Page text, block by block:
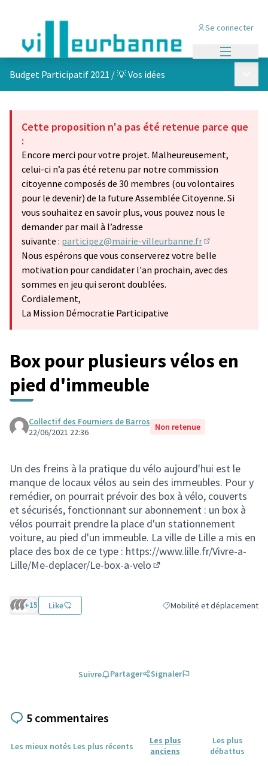
Se connecter
Budget Participatif 2021 /💡 Vos idées
Cette proposition n'a pas été retenue parce que
:
Encore merci pour votre projet. Malheureusement,
celui-ci n’a pas été retenu par notre commission
citoyenne composés de 30 membres (ou volontaires
pour le devenir) de la future Assemblée Citoyenne. Si
vous souhaitez en savoir plus, vous pouvez nous le
demander par mail à l’adresse
suivante : participez@mairie-villeurbanne.fr
(S'ouvre dans
Nous espérons que vous conserverez votre belle
motivation pour candidater l'an prochain, avec des
sommes en jeu qui seront doublées.
Cordialement,
La Mission Démocratie Participative
Box pour plusieurs vélos en
pied d'immeuble
Collectif des Fourniers de Barros
22/06/2021 22:36
Non retenue
Un des freins à la pratique du vélo aujourd'hui est le
manque de locaux vélos au sein des immeubles. Pour y
remédier, on pourrait prévoir des box à vélo, couverts
et sécurisés, fonctionnant sur abonnement : un box à
vélos pourrait prendre la place d'un stationnement
voiture, au pied d'un immeuble. La ville de Lille a mis en
place des box de ce type : https://www.lille.fr/Vivre-a-
Lille/Me-deplacer/Le-box-a-velo
+15 Like Filtrer les résultats de la
Mobilité et déplacement
Suivre Partager Signaler
5 commentaires
Les mieux notés Les plus récents
Les plus
anciens
Les plus
débattus